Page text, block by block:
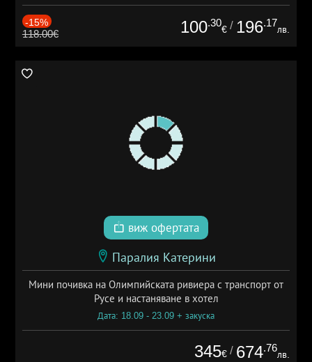
-15%
118.00€ 100.30
€ / 196.17
лв.
виж офертата
Паралия Катерини
Мини почивка на Олимпийската ривиера с транспорт от
Русе и настаняване в хотел
Дата: 18.09 - 23.09 + закуска
345€ / 674.76
лв.